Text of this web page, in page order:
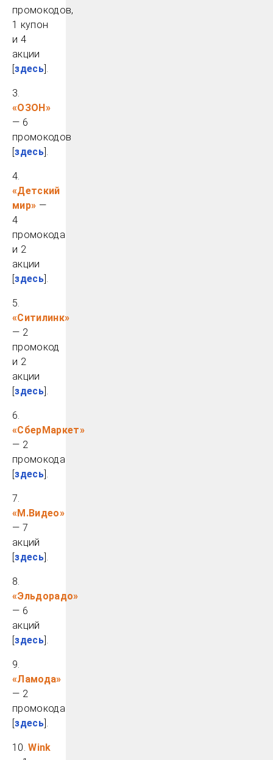
промокодов,
1 купон
и 4
акции
[здесь].
3.
«ОЗОН»
— 6
промокодов
[здесь].
4.
«Детский
мир» —
4
промокода
и 2
акции
[здесь].
5.
«Ситилинк»
— 2
промокод
и 2
акции
[здесь].
6.
«СберМаркет»
— 2
промокода
[здесь].
7.
«М.Видео»
— 7
акций
[здесь].
8.
«Эльдорадо»
— 6
акций
[здесь].
9.
«Ламода»
— 2
промокода
[здесь].
10.Wink